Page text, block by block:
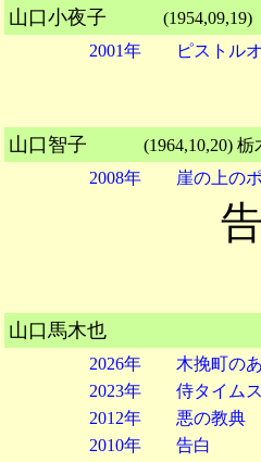
山口小夜子
2001年 ピストル
山口智子 (1964,10,20)
2008年 崖の上のポ
山口馬木也
2026年 木挽町のあ
2023年 侍タイムス
2012年 悪の教典
2010年 告白